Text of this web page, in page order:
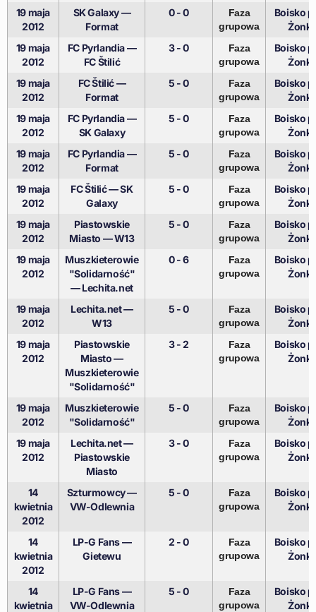
19 maja
2012
SK Galaxy —
Format
0 - 0
Faza
grupowa
Boisko
19 maja
2012
FC Pyrlandia —
FC Štilić
3 - 0
Faza
grupowa
Boisko
19 maja
2012
FC Štilić —
Format
5 - 0
Faza
grupowa
Boisko
19 maja
2012
FC Pyrlandia —
SK Galaxy
5 - 0
Faza
grupowa
Boisko
19 maja
2012
FC Pyrlandia —
Format
5 - 0
Faza
grupowa
Boisko
19 maja
2012
FC Štilić — SK
Galaxy
5 - 0
Faza
grupowa
Boisko
19 maja
2012
Piastowskie
Miasto — W13
5 - 0
Faza
grupowa
Boisko
19 maja
2012
Muszkieterowie
"Solidarność"
— Lechita.net
0 - 6
Faza
grupowa
Boisko
19 maja
2012
Lechita.net —
W13
5 - 0
Faza
grupowa
Boisko
19 maja
2012
Piastowskie
Miasto —
Muszkieterowie
"Solidarność"
3 - 2
Faza
grupowa
Boisko
19 maja
2012
Muszkieterowie
"Solidarność"
5 - 0
Faza
grupowa
Boisko
19 maja
2012
Lechita.net —
Piastowskie
Miasto
3 - 0
Faza
grupowa
Boisko
14
kwietnia
2012
Szturmowcy —
VW-Odlewnia
5 - 0
Faza
grupowa
Boisko
14
kwietnia
2012
LP-G Fans —
Gietewu
2 - 0
Faza
grupowa
Boisko
14
kwietnia
LP-G Fans —
VW-Odlewnia
5 - 0
Faza
grupowa
Boisko